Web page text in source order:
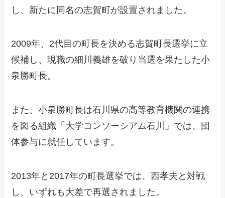
し、新たに同名の志賀町が設置されました。
2009年、2代目の町長を決める志賀町長選挙に立
候補し、現職の細川義雄を破り当選を果たした小
泉勝町長。
また、小泉勝町長は石川県の高等教育機関の連携
を図る組織「大学コンソーシアム石川」では、団
体参与に就任しています。
2013年と2017年の町長選挙では、西孝夫と対戦
し、いずれも大差で再選されました。